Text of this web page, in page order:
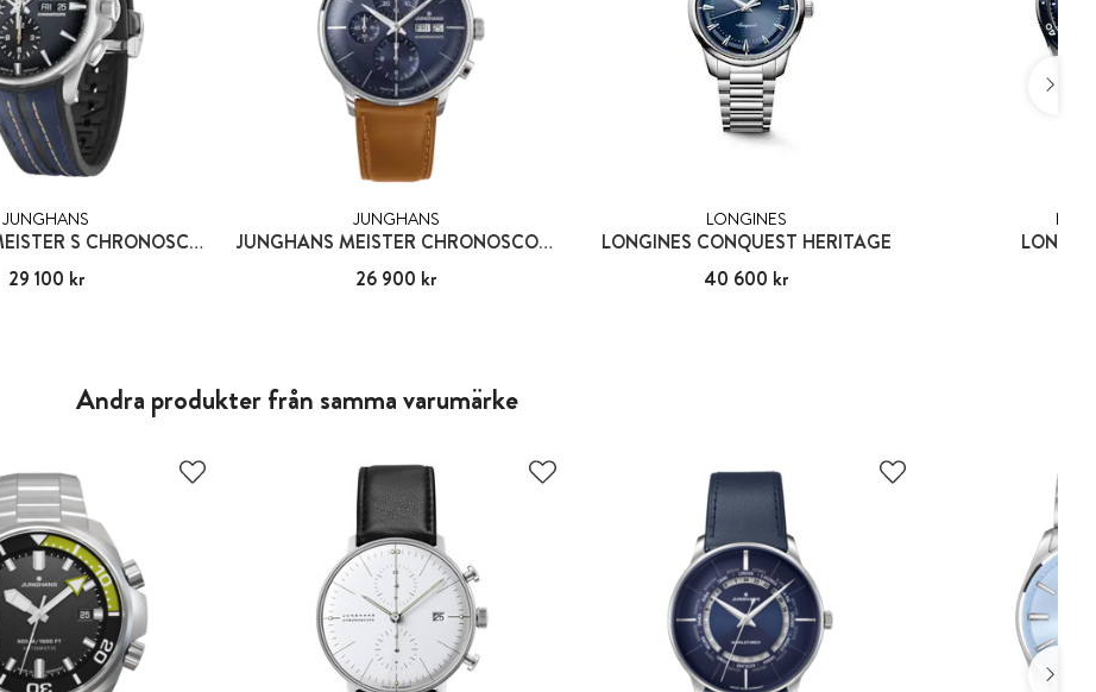
JUNGHANS
JUNGHANS MEISTER S CHRONOSCOPE
Pris:29 100 kr
29 100 kr
JUNGHANS
JUNGHANS MEISTER CHRONOSCOPE
Pris:26 900 kr
26 900 kr
LONGINES
LONGINES CONQUEST HERITAGE
Pris:40 600 kr
40 600 kr
Andra produkter från samma varumärke